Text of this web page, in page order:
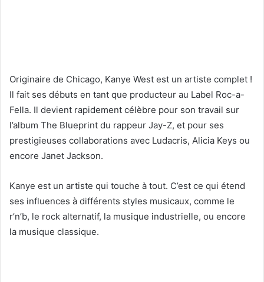
Originaire de Chicago, Kanye West est un artiste complet !
Il fait ses débuts en tant que producteur au Label Roc-a-
Fella. Il devient rapidement célèbre pour son travail sur
l’album The Blueprint du rappeur Jay-Z, et pour ses
prestigieuses collaborations avec Ludacris, Alicia Keys ou
encore Janet Jackson.
Kanye est un artiste qui touche à tout. C’est ce qui étend
ses influences à différents styles musicaux, comme le
r’n’b, le rock alternatif, la musique industrielle, ou encore
la musique classique.